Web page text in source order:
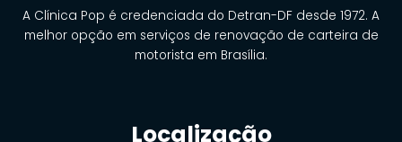
A Clínica Pop é credenciada do Detran-DF desde 1972. A
melhor opção em serviços de renovação de carteira de
motorista em Brasília.
Localização